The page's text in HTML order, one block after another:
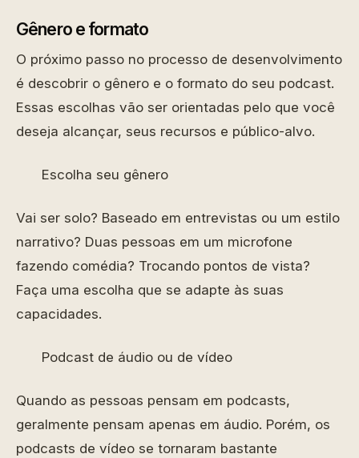
Gênero e formato
O próximo passo no processo de desenvolvimento
é descobrir o gênero e o formato do seu podcast.
Essas escolhas vão ser orientadas pelo que você
deseja alcançar, seus recursos e público-alvo.
Escolha seu gênero
Vai ser solo? Baseado em entrevistas ou um estilo
narrativo? Duas pessoas em um microfone
fazendo comédia? Trocando pontos de vista?
Faça uma escolha que se adapte às suas
capacidades.
Podcast de áudio ou de vídeo
Quando as pessoas pensam em podcasts,
geralmente pensam apenas em áudio. Porém, os
podcasts de vídeo se tornaram bastante